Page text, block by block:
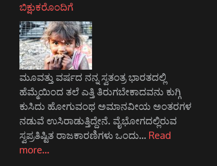
ಬಿಕ್ಷುಕರೊಂದಿಗೆ
ಮೂವತ್ತು ವರ್ಷದ ನನ್ನ ಸ್ವತಂತ್ರ ಭಾರತದಲ್ಲಿ
ಹೆಮ್ಮೆಯಿಂದ ತಲೆ ಎತ್ತಿ ತಿರುಗಬೇಕಾದವನು ಕುಗ್ಗಿ
ಕುಸಿದು ಹೋಗುವಂಥ ಅಮಾನವೀಯ ಅಂತರಗಳ
ನಡುವೆ ಉಸಿರಾಡುತ್ತಿದ್ದೇನೆ. ವೈಭೋಗದಲ್ಲಿರುವ
ಸ್ವಪ್ರತಿಷ್ಟಿತ ರಾಜಕಾರಣಿಗಳು ಒಂದು… Read
more…